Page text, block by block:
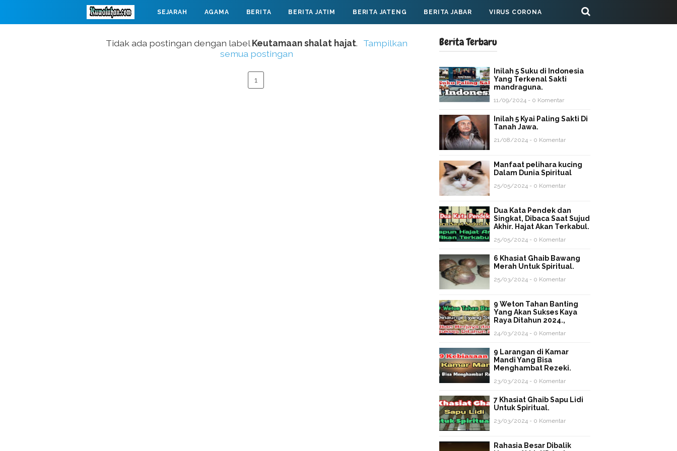
SEJARAH AGAMA BERITA BERITA JATIM BERITA JATENG BERITA JABAR VIRUS CORONA
Tidak ada postingan dengan labelKeutamaan shalat hajat.
Tampilkan
semua postingan
1
Berita Terbaru
Inilah 5 Suku di Indonesia
Yang Terkenal Sakti
mandraguna.
11/09/2024 - 0 Komentar
Inilah 5 Kyai Paling Sakti Di
Tanah Jawa.
21/08/2024 - 0 Komentar
Manfaat pelihara kucing
Dalam Dunia Spiritual
25/05/2024 - 0 Komentar
Dua Kata Pendek dan
Singkat, Dibaca Saat Sujud
Akhir. Hajat Akan Terkabul.
25/05/2024 - 0 Komentar
6 Khasiat Ghaib Bawang
Merah Untuk Spiritual.
25/03/2024 - 0 Komentar
9 Weton Tahan Banting
Yang Akan Sukses Kaya
Raya Ditahun 2024.,
24/03/2024 - 0 Komentar
9 Larangan di Kamar
Mandi Yang Bisa
Menghambat Rezeki.
23/03/2024 - 0 Komentar
7 Khasiat Ghaib Sapu Lidi
Untuk Spiritual.
23/03/2024 - 0 Komentar
Rahasia Besar Dibalik